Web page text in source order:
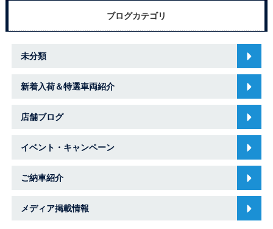
ブログカテゴリ
未分類
新着入荷＆特選車両紹介
店舗ブログ
イベント・キャンペーン
ご納車紹介
メディア掲載情報